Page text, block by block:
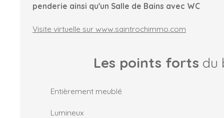
penderie ainsi qu'un Salle de Bains avec WC
Visite virtuelle sur www.saintrochimmo.com
Les points forts du
Entièrement meublé
Lumineux